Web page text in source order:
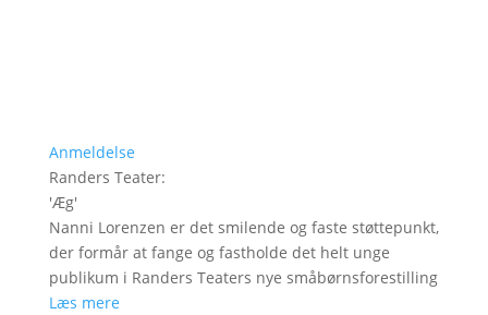
Anmeldelse
Randers Teater:
'Æg'
Nanni Lorenzen er det smilende og faste støttepunkt,
der formår at fange og fastholde det helt unge
publikum i Randers Teaters nye småbørnsforestilling
Læs mere